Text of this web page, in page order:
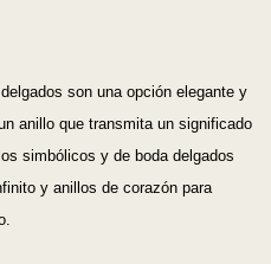
son una opción elegante y
anillo que transmita un significado
simbólicos y de boda delgados
y anillos de corazón para